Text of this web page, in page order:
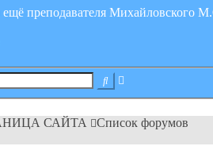
преподавателя Михайловского
Поиск
САЙТА
Список форумов